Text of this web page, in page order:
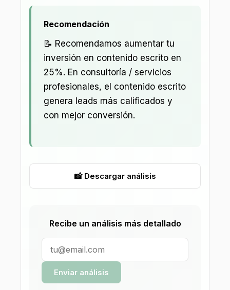
Recomendación
📝 Recomendamos aumentar tu
inversión en contenido escrito en
25%. En consultoría / servicios
profesionales, el contenido escrito
genera leads más calificados y
con mejor conversión.
📸 Descargar análisis
Recibe un análisis más detallado
Enviar análisis